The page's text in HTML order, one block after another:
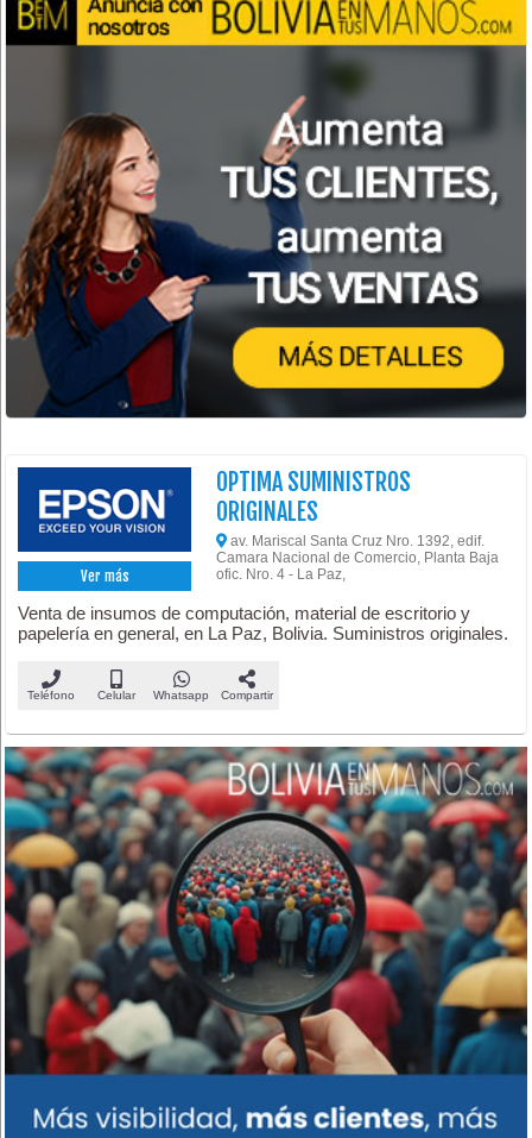
Ver más
OPTIMA SUMINISTROS
ORIGINALES
av. Mariscal Santa Cruz Nro. 1392, edif.
Camara Nacional de Comercio, Planta Baja
ofic. Nro. 4 - La Paz,
Venta de insumos de computación, material de escritorio y
papelería en general, en La Paz, Bolivia. Suministros originales.
Teléfono Celular Whatsapp Compartir